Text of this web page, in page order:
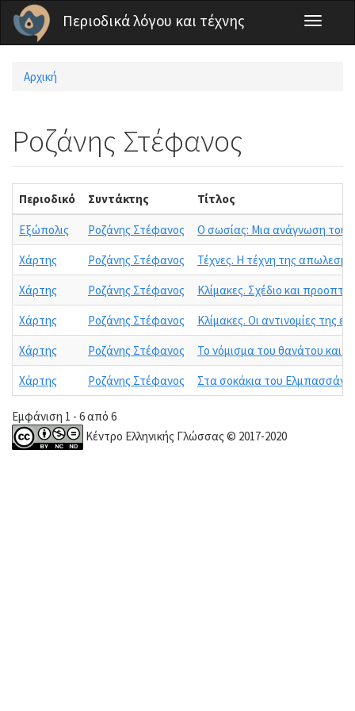
Παράκαμψη προς το κυρίως περιεχόμενο
Περιοδικά λόγου και τέχνης
Toggle
Είστε εδώ
Αρχική
Ροζάνης Στέφανος
Περιοδικό Συντάκτης Τίτλος
Εξώπολις Ροζάνης Στέφανος
Ο σωσίας: Μια ανάγνωση του
Χάρτης
Ροζάνης Στέφανος
Τέχνες. Η τέχνη της
Χάρτης
Ροζάνης Στέφανος
Κλίμακες. Σχέδιο και
Χάρτης
Ροζάνης Στέφανος
Κλίμακες. Οι αντινομίες της
Χάρτης
Ροζάνης Στέφανος
Το νόμισμα του θανάτου και
Χάρτης
Ροζάνης Στέφανος Στα σοκάκια του Ελμπασσάν
Εμφάνιση 1 - 6 από 6
Κέντρο Ελληνικής Γλώσσας © 2017-2020